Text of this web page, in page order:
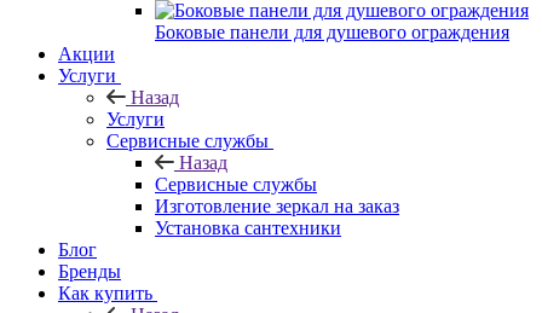
Боковые панели для душевого ограждения
Акции
Услуги
Назад
Услуги
Сервисные службы
Назад
Сервисные службы
Изготовление зеркал на заказ
Установка сантехники
Блог
Бренды
Как купить